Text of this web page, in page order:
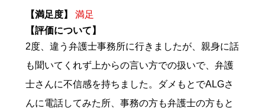
【満足度】
満足
【評価について】
2度、違う弁護士事務所に行きましたが、親身に話
も聞いてくれず上からの言い方での扱いで、弁護
士さんに不信感を持ちました。ダメもとでALGさ
んに電話してみた所、事務の方も弁護士の方もと